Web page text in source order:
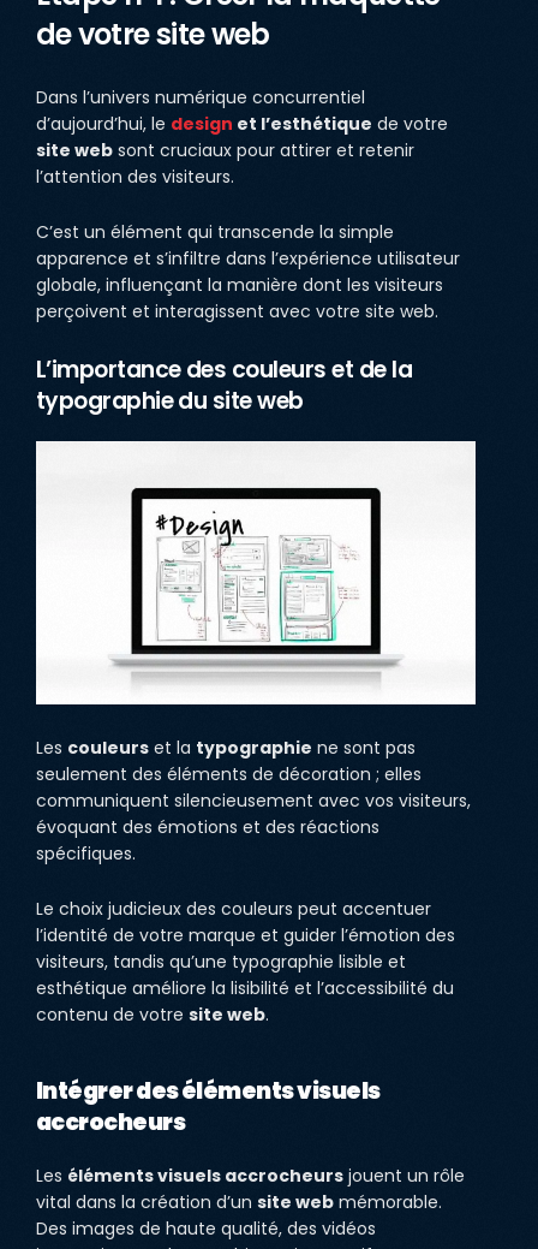
de votre site web
Dans l’univers numérique concurrentiel
d’aujourd’hui, le design et l’esthétique de votre
site websont cruciaux pour attirer et retenir
l’attention des visiteurs.
C’est un élément qui transcende la simple
apparence et s’infiltre dans l’expérience utilisateur
globale, influençant la manière dont les visiteurs
perçoivent et interagissent avec votre site web.
L’importance des couleurs et de la
typographie du site web
Les couleurset la typographie ne sont pas
seulement des éléments de décoration ; elles
communiquent silencieusement avec vos visiteurs,
évoquant des émotions et des réactions
spécifiques.
Le choix judicieux des couleurs peut accentuer
l’identité de votre marque et guider l’émotion des
visiteurs, tandis qu’une typographie lisible et
esthétique améliore la lisibilité et l’accessibilité du
contenu de votre site web.
Intégrer des éléments visuels
accrocheurs
Les éléments visuels accrocheursjouent un rôle
vital dans la création d’un site webmémorable.
Des images de haute qualité, des vidéos